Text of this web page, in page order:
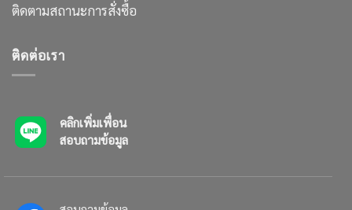
ติดตามสถานะการสั่งซื้อ
ติดต่อเรา
คลิกเพิ่มเพื่อน
สอบถามข้อมูล